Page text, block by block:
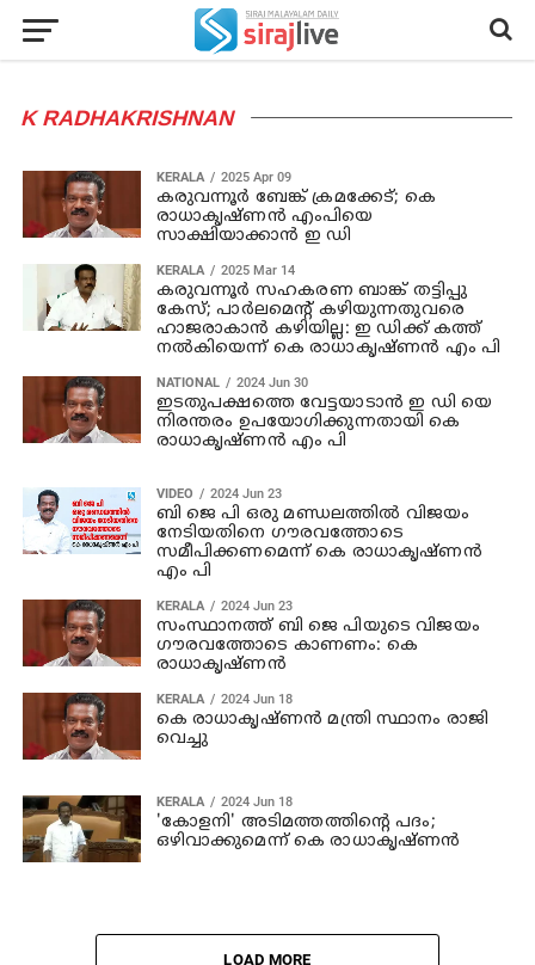
K RADHAKRISHNAN
KERALA 2025 Apr 09
കരുവന്നൂര്‍ ബേങ്ക് ക്രമക്കേട്; കെ
രാധാകൃഷ്ണന്‍ എംപിയെ
സാക്ഷിയാക്കാന്‍ ഇ ഡി
KERALA 2025 Mar 14
കരുവന്നൂര്‍ സഹകരണ ബാങ്ക് തട്ടിപ്പു
കേസ്; പാര്‍ലമെന്റ് കഴിയുന്നതുവരെ
ഹാജരാകാന്‍ കഴിയില്ല: ഇ ഡിക്ക് കത്ത്
നൽകിയെന്ന് കെ രാധാകൃഷ്ണന്‍ എം പി
NATIONAL 2024 Jun 30
ഇടതുപക്ഷത്തെ വേട്ടയാടാന്‍ ഇ ഡി യെ
നിരന്തരം ഉപയോഗിക്കുന്നതായി കെ
രാധാകൃഷ്ണന്‍ എം പി
VIDEO 2024 Jun 23
ബി ജെ പി ഒരു മണ്ഡലത്തില്‍ വിജയം
നേടിയതിനെ ഗൗരവത്തോടെ
സമീപിക്കണമെന്ന് കെ രാധാകൃഷ്ണന്‍
എം പി
KERALA 2024 Jun 23
സംസ്ഥാനത്ത് ബി ജെ പിയുടെ വിജയം
ഗൗരവത്തോടെ കാണണം: കെ
രാധാകൃഷ്ണന്‍
KERALA 2024 Jun 18
കെ രാധാകൃഷ്ണന്‍ മന്ത്രി സ്ഥാനം രാജി
വെച്ചു
KERALA 2024 Jun 18
'കോളനി' അടിമത്തത്തിന്റെ പദം;
ഒഴിവാക്കുമെന്ന് കെ രാധാകൃഷ്ണന്‍
LOAD MORE